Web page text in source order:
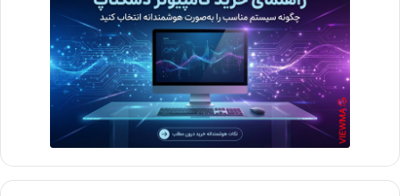
کپی لینک